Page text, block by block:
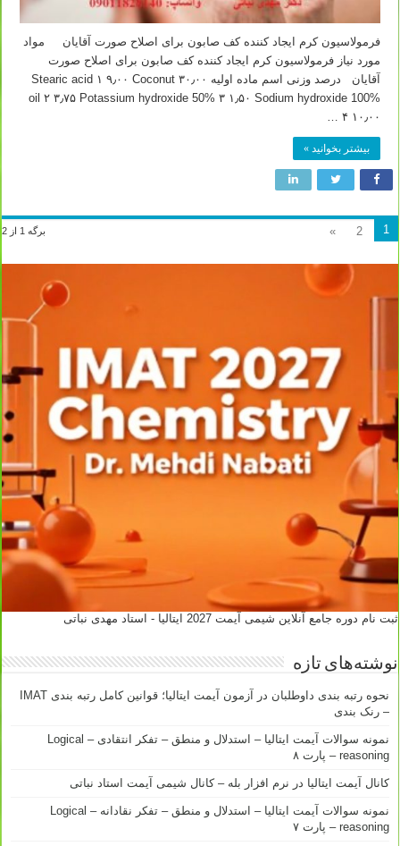
فرمولاسیون کرم ایجاد کننده کف صابون برای اصلاح صورت آقایان مواد
مورد نیاز فرمولاسیون کرم ایجاد کننده کف صابون برای اصلاح صورت
آقایان درصد وزنی اسم ماده اولیه ۳۰٫۰۰ Stearic acid ۱ ۹٫۰۰ Coconut
oil ۲ ۳٫۷۵ Potassium hydroxide 50% ۳ ۱٫۵۰ Sodium hydroxide 100%
۴ ۱۰٫۰۰ …
بیشتر بخوانید »
برگه 1 از 2 1
2
»
ثبت نام دوره جامع آنلاین شیمی آیمت 2027 ایتالیا - استاد مهدی نباتی
نوشته‌های تازه
نحوه رتبه بندی داوطلبان در آزمون آیمت ایتالیا؛ قوانین کامل رتبه بندی IMAT
– رنک بندی
نمونه سوالات آیمت ایتالیا – استدلال و منطق – تفکر انتقادی – Logical
reasoning – پارت ۸
کانال آیمت ایتالیا در نرم افزار بله – کانال شیمی آیمت استاد نباتی
نمونه سوالات آیمت ایتالیا – استدلال و منطق – تفکر نقادانه – Logical
reasoning – پارت ۷